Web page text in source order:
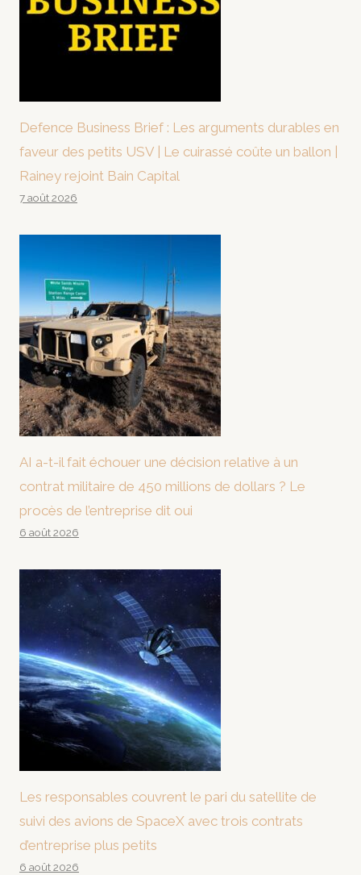
Defence Business Brief : Les arguments durables en
faveur des petits USV | Le cuirassé coûte un ballon |
Rainey rejoint Bain Capital
7 août 2026
AI a-t-il fait échouer une décision relative à un
contrat militaire de 450 millions de dollars ? Le
procès de l’entreprise dit oui
6 août 2026
Les responsables couvrent le pari du satellite de
suivi des avions de SpaceX avec trois contrats
d’entreprise plus petits
6 août 2026